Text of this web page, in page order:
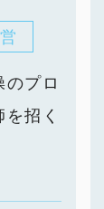
プロ
招く